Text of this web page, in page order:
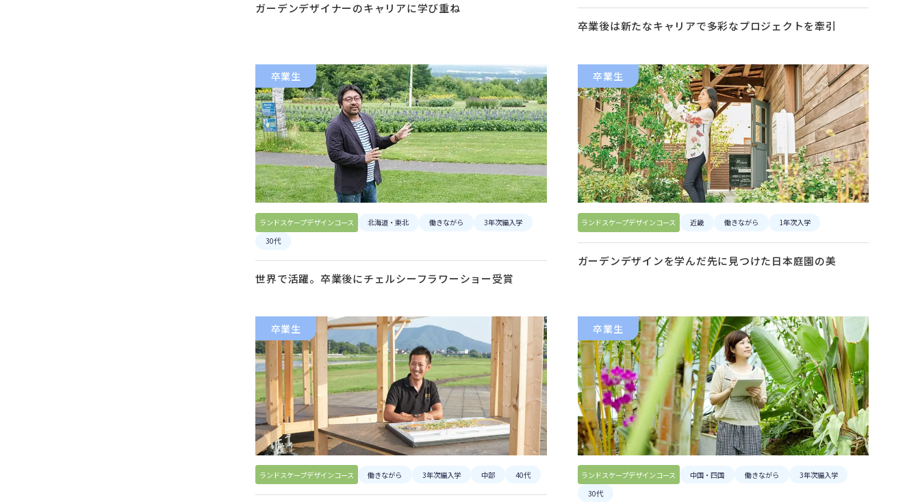
ガーデンデザイナーのキャリアに学び重ね
卒業後は新たなキャリアで多彩なプロジェクトを牽引
卒業生
ランドスケープデザインコース 北海道・東北 働きながら
3年次編入学
30代
世界で活躍。卒業後にチェルシーフラワーショー受賞
卒業生
ランドスケープデザインコース 近畿 働きながら 1年次入学
ガーデンデザインを学んだ先に見つけた日本庭園の美
卒業生
ランドスケープデザインコース 働きながら 3年次編入学 中部 40代
卒業生
ランドスケープデザインコース 中国・四国 働きながら
3年次編入学
30代